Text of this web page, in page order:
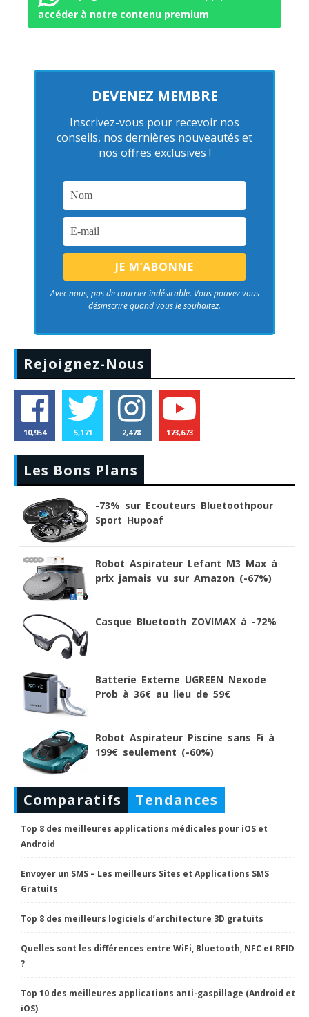
accéder à notre contenu premium
DEVENEZ MEMBRE
Inscrivez-vous pour recevoir nos
conseils, nos dernières nouveautés et
nos offres exclusives !
Avec nous, pas de courrier indésirable. Vous pouvez vous
désinscrire quand vous le souhaitez.
Rejoignez-Nous
10,954 5,171 2,478 173,673
Les Bons Plans
-73% sur Ecouteurs Bluetoothpour
Sport Hupoaf
Robot Aspirateur Lefant M3 Max à
prix jamais vu sur Amazon (-67%)
Casque Bluetooth ZOVIMAX à -72%
Batterie Externe UGREEN Nexode
Prob à 36€ au lieu de 59€
Robot Aspirateur Piscine sans Fi à
199€ seulement (-60%)
Comparatifs Tendances
Top 8 des meilleures applications médicales pour iOS et
Android
Envoyer un SMS – Les meilleurs Sites et Applications SMS
Gratuits
Top 8 des meilleurs logiciels d’architecture 3D gratuits
Quelles sont les différences entre WiFi, Bluetooth, NFC et RFID
?
Top 10 des meilleures applications anti-gaspillage (Android et
iOS)